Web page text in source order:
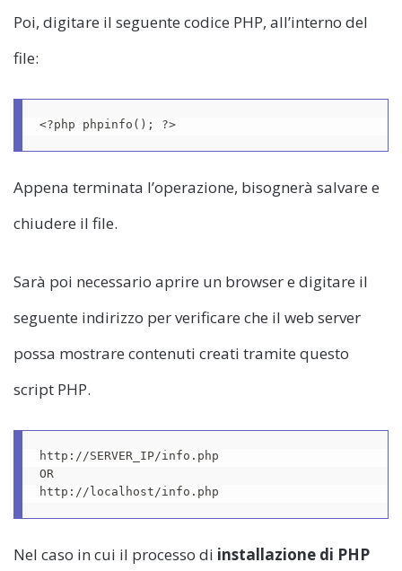
Poi, digitare il seguente codice PHP, all’interno del
file:
<?php phpinfo(); ?>
Appena terminata l’operazione, bisognerà salvare e
chiudere il file.
Sarà poi necessario aprire un browser e digitare il
seguente indirizzo per verificare che il web server
possa mostrare contenuti creati tramite questo
script PHP.
http://SERVER_IP/info.php
OR
http://localhost/info.php
Nel caso in cui il processo di installazione di PHP